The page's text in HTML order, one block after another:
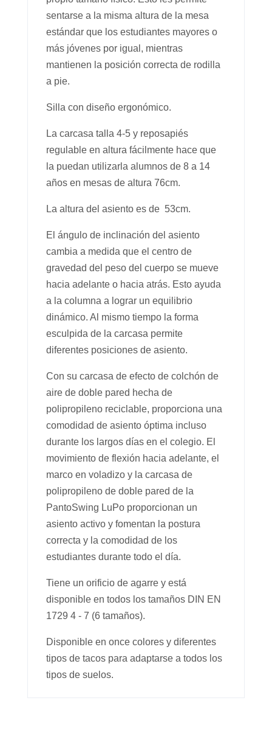
sentarse a la misma altura de la mesa
estándar que los estudiantes mayores o
más jóvenes por igual, mientras
mantienen la posición correcta de rodilla
a pie.
Silla con diseño ergonómico.
La carcasa talla 4-5 y reposapiés
regulable en altura fácilmente hace que
la puedan utilizarla alumnos de 8 a 14
años en mesas de altura 76cm.
La altura del asiento es de 53cm.
El ángulo de inclinación del asiento
cambia a medida que el centro de
gravedad del peso del cuerpo se mueve
hacia adelante o hacia atrás. Esto ayuda
a la columna a lograr un equilibrio
dinámico. Al mismo tiempo la forma
esculpida de la carcasa permite
diferentes posiciones de asiento.
Con su carcasa de efecto de colchón de
aire de doble pared hecha de
polipropileno reciclable, proporciona una
comodidad de asiento óptima incluso
durante los largos días en el colegio. El
movimiento de flexión hacia adelante, el
marco en voladizo y la carcasa de
polipropileno de doble pared de la
PantoSwing LuPo proporcionan un
asiento activo y fomentan la postura
correcta y la comodidad de los
estudiantes durante todo el día.
Tiene un orificio de agarre y está
disponible en todos los tamaños DIN EN
1729 4 - 7 (6 tamaños).
Disponible en once colores y diferentes
tipos de tacos para adaptarse a todos los
tipos de suelos.